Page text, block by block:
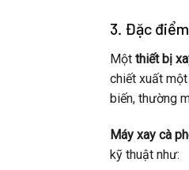
3. Đặc
Mộtthiết bị
chiết xuất
biến, thường
Máy xay cà
kỹ thuật như: